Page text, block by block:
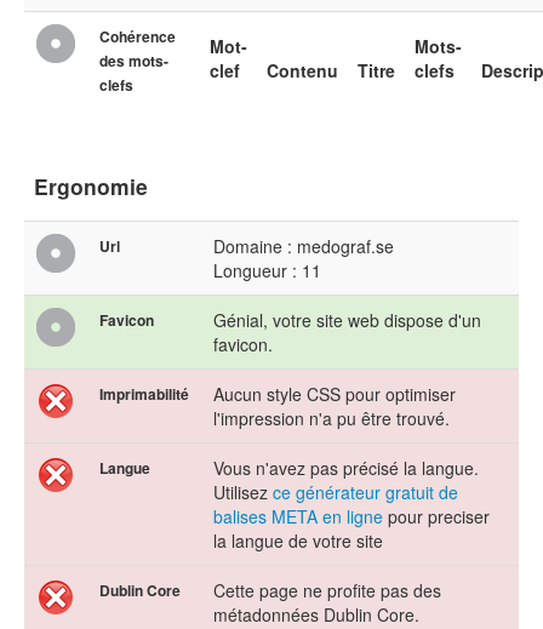
Cohérence
des mots-
clefs
Mot-
clef
Contenu Titre
Mots-
clefs
Ergonomie
Url
Domaine : medograf.se
Longueur : 11
Favicon
Génial, votre site web dispose d'un
favicon.
Imprimabilité
Aucun style CSS pour optimiser
l'impression n'a pu être trouvé.
Langue
Vous n'avez pas précisé la langue.
Utilisez ce générateur gratuit de
balises META en ligne pour preciser
la langue de votre site
Dublin Core
Cette page ne profite pas des
métadonnées Dublin Core.